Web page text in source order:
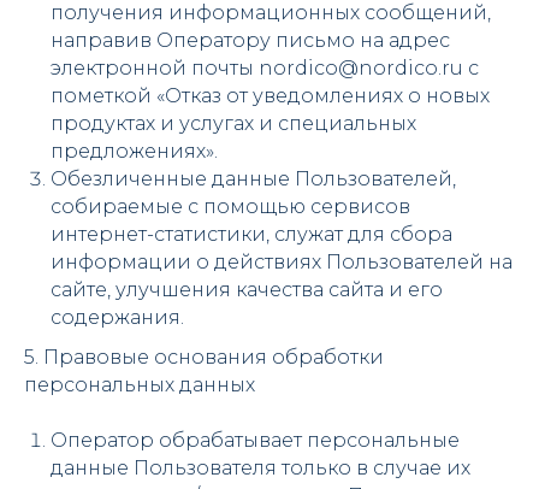
получения информационных сообщений,
направив Оператору письмо на адрес
электронной почты nordico@nordico.ru с
пометкой «Отказ от уведомлениях о новых
продуктах и услугах и специальных
предложениях».
Обезличенные данные Пользователей,
собираемые с помощью сервисов
интернет-статистики, служат для сбора
информации о действиях Пользователей на
сайте, улучшения качества сайта и его
содержания.
5. Правовые основания обработки
персональных данных
Оператор обрабатывает персональные
данные Пользователя только в случае их